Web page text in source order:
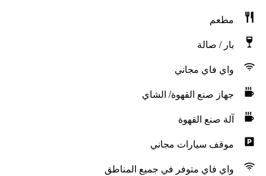
مطعم
بار / صالة
واي فاي مجاني
جهاز صنع القهوة/ الشاي
آلة صنع القهوة
موقف سيارات مجاني
واي فاي متوفر في جميع المناطق